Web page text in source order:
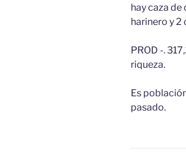
hay caza de
harinero y 2
PROD -.
riqueza.
Es
pasado.